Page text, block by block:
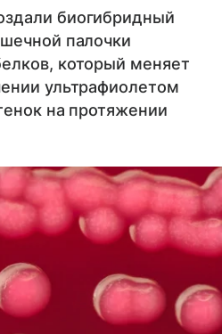
биогибридный
палочки
который меняет
ультрафиолетом
на протяжении